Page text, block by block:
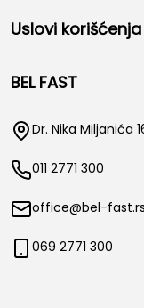
Uslovi korišćenja
BEL FAST
Dr. Nika Miljanića
011 2771 300
office@bel-fast.rs
069 2771 300